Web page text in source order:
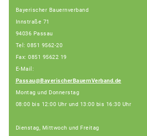
Bayerischer Bauernverband
Innstraße 71
94036 Passau
Tel: 0851 9562-20
Fax: 0851 95622 19
E-Mail:
Passau@BayerischerBauernVerband.de
Montag und Donnerstag
08:00 bis 12:00 Uhr und 13:00 bis 16:30 Uhr
Dienstag, Mittwoch und Freitag